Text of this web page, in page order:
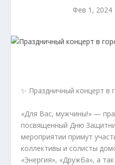
Фев 1, 2024
✨ Праздничный концерт в
«Для Вас, мужчины!» —
посвященный Дню
мероприятии примут
коллективы и солисты
«Энергия», «Дружба», а